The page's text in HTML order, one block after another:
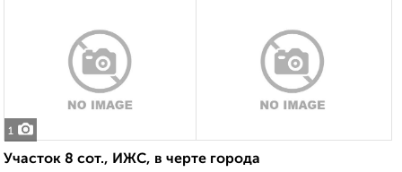
1
Участок 8 сот., ИЖС, в черте города